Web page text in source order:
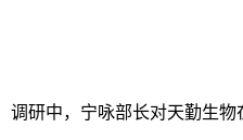
调研中，宁咏部长对天勤生